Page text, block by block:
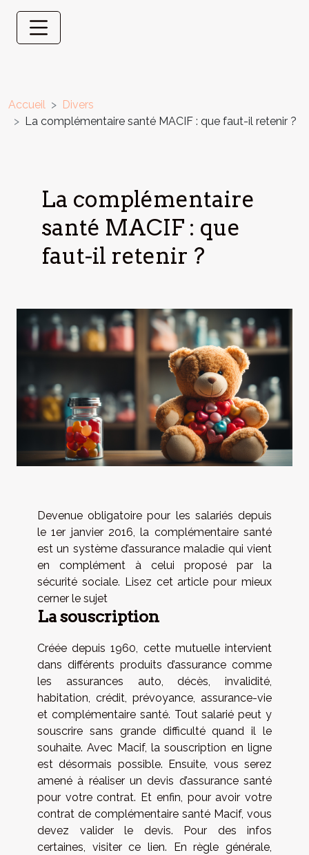
Accueil
Divers
La complémentaire santé MACIF : que faut-il retenir ?
La complémentaire
santé MACIF : que
faut-il retenir ?
Devenue obligatoire pour les salariés depuis
le 1er janvier 2016, la complémentaire santé
est un système d’assurance maladie qui vient
en complément à celui proposé par la
sécurité sociale. Lisez cet article pour mieux
cerner le sujet
La souscription
Créée depuis 1960, cette mutuelle intervient
dans différents produits d’assurance comme
les assurances auto, décès, invalidité,
habitation, crédit, prévoyance, assurance-vie
et complémentaire santé. Tout salarié peut y
souscrire sans grande difficulté quand il le
souhaite. Avec Macif, la souscription en ligne
est désormais possible. Ensuite, vous serez
amené à réaliser un devis d’assurance santé
pour votre contrat. Et enfin, pour avoir votre
contrat de complémentaire santé Macif, vous
devez valider le devis. Pour des infos
certaines, visiter ce lien. En règle générale,